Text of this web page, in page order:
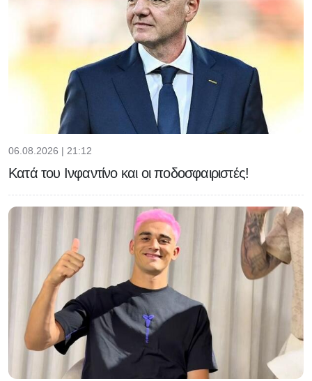
06.08.2026 | 21:12
Κατά του Ινφαντίνο και οι ποδοσφαιριστές!